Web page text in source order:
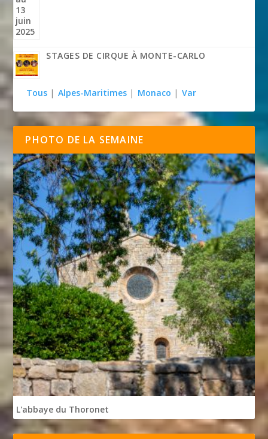
STAGES DE CIRQUE À MONTE-CARLO
Tous | Alpes-Maritimes | Monaco | Var
PHOTO DE LA SEMAINE
L'abbaye du Thoronet